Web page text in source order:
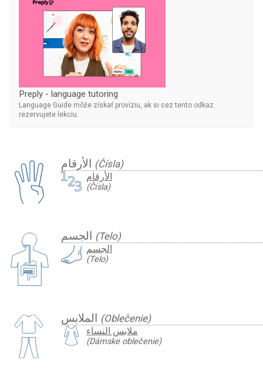
(Čísla)
الأرقام
(Čísla)
(Telo)
الجسم
(Telo)
(Oblečenie)
ملابس النساء
(Dámske oblečenie)
Preply - language tutoring
Language Guide môže získať províziu, ak si cez tento odkaz
rezervujete lekciu.